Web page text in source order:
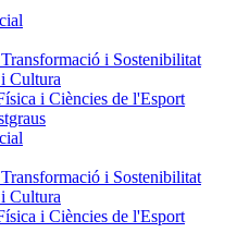
i Sostenibilitat
Cultura
i Ciències de l'Esport
i Sostenibilitat
Cultura
i Ciències de l'Esport